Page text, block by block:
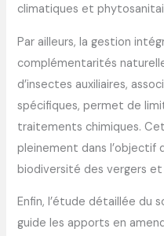
climatiques et
Par ailleurs, la gestion
complémentarités
d’insectes auxiliaires,
spécifiques, permet de
traitements chimiques.
pleinement dans l’objectif
biodiversité des vergers
Enfin, l’étude détaillée du
guide les apports en